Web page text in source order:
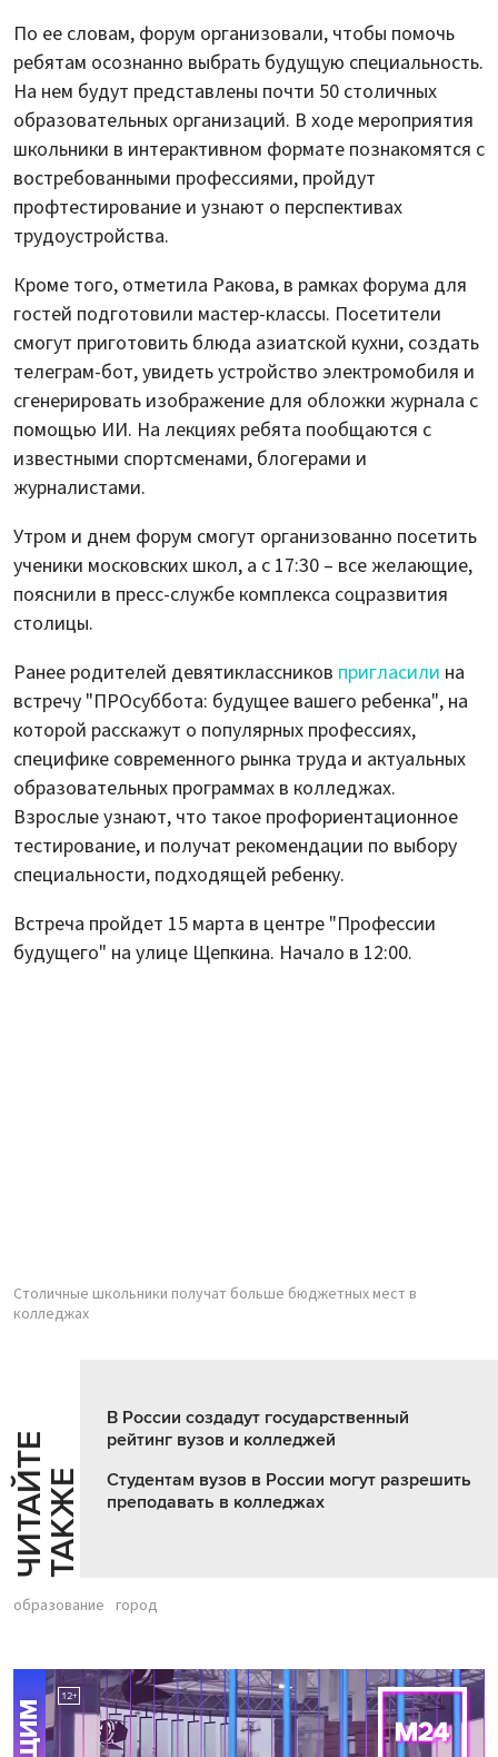
По ее словам, форум организовали, чтобы помочь
ребятам осознанно выбрать будущую специальность.
На нем будут представлены почти 50 столичных
образовательных организаций. В ходе мероприятия
школьники в интерактивном формате познакомятся с
востребованными профессиями, пройдут
профтестирование и узнают о перспективах
трудоустройства.
Кроме того, отметила Ракова, в рамках форума для
гостей подготовили мастер-классы. Посетители
смогут приготовить блюда азиатской кухни, создать
телеграм-бот, увидеть устройство электромобиля и
сгенерировать изображение для обложки журнала с
помощью ИИ. На лекциях ребята пообщаются с
известными спортсменами, блогерами и
журналистами.
Утром и днем форум смогут организованно посетить
ученики московских школ, а с 17:30 – все желающие,
пояснили в пресс-службе комплекса соцразвития
столицы.
Ранее родителей девятиклассников пригласили на
встречу "ПРОсуббота: будущее вашего ребенка", на
которой расскажут о популярных профессиях,
специфике современного рынка труда и актуальных
образовательных программах в колледжах.
Взрослые узнают, что такое профориентационное
тестирование, и получат рекомендации по выбору
специальности, подходящей ребенку.
Встреча пройдет 15 марта в центре "Профессии
будущего" на улице Щепкина. Начало в 12:00.
Столичные школьники получат больше бюджетных мест в
колледжах
Ч
И
Т
АЙ
Т
Е
Т
А
К
ЖЕ
В России создадут государственный
рейтинг вузов и колледжей
Студентам вузов в России могут разрешить
преподавать в колледжах
образование город